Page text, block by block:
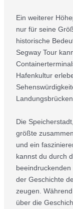
Ein weiterer
nur für seine
historische
Segway Tour
Hafenkultur
Die
größte
und ein
kannst du durch
der Geschichte
zeugen.
über die